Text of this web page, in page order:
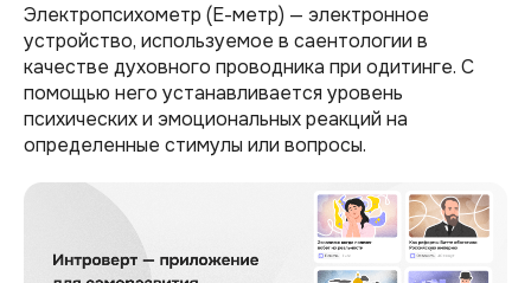
Электропсихометр (Е-метр) — электронное
устройство, используемое в саентологии в
качестве духовного проводника при одитинге. С
помощью него устанавливается уровень
психических и эмоциональных реакций на
определенные стимулы или вопросы.